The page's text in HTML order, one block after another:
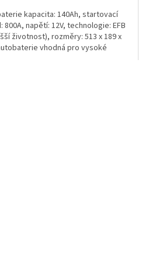
kapacita: 140Ah, startovací
800A, napětí: 12V, technologie: EFB
životnost), rozměry: 513 x 189 x
vhodná pro vysoké